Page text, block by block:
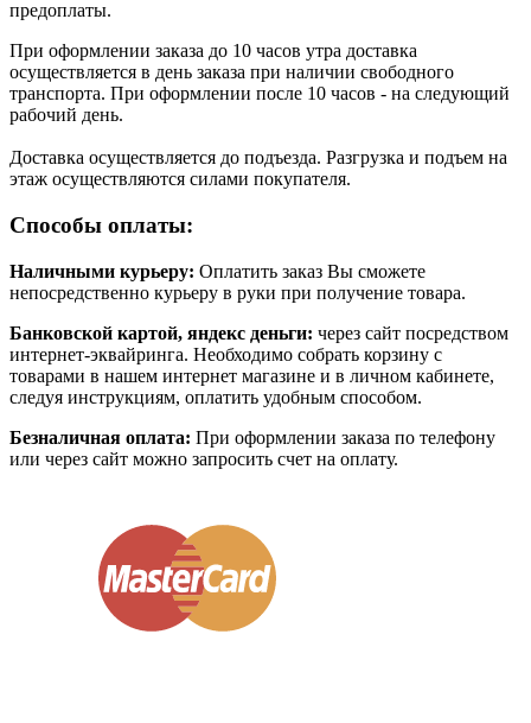
предоплаты.
При оформлении заказа до 10 часов утра доставка
осуществляется в день заказа при наличии свободного
транспорта. При оформлении после 10 часов - на следующий
рабочий день.
Доставка осуществляется до подъезда. Разгрузка и подъем на
этаж осуществляются силами покупателя.
Способы оплаты:
Наличными курьеру: Оплатить заказ Вы сможете
непосредственно курьеру в руки при получение товара.
Банковской картой, яндекс деньги: через сайт посредством
интернет-эквайринга. Необходимо собрать корзину с
товарами в нашем интернет магазине и в личном кабинете,
следуя инструкциям, оплатить удобным способом.
Безналичная оплата: При оформлении заказа по телефону
или через сайт можно запросить счет на оплату.